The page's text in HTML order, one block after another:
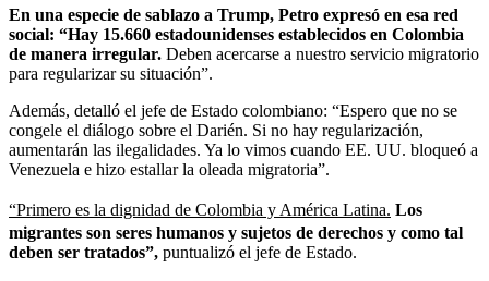
En una especie de sablazo a Trump, Petro expresó en esa red
social: “Hay 15.660 estadounidenses establecidos en Colombia
de manera irregular. Deben acercarse a nuestro servicio migratorio
para regularizar su situación”.
Además, detalló el jefe de Estado colombiano: “Espero que no se
congele el diálogo sobre el Darién. Si no hay regularización,
aumentarán las ilegalidades. Ya lo vimos cuando EE. UU. bloqueó a
Venezuela e hizo estallar la oleada migratoria”.
“Primero es la dignidad de Colombia y América Latina. Los
migrantes son seres humanos y sujetos de derechos y como tal
deben ser tratados”, puntualizó el jefe de Estado.